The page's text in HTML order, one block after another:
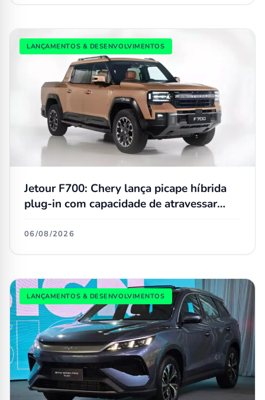
LANÇAMENTOS & DESENVOLVIMENTOS
Jetour F700: Chery lança picape híbrida
plug-in com capacidade de atravessar
06/08/2026
LANÇAMENTOS & DESENVOLVIMENTOS